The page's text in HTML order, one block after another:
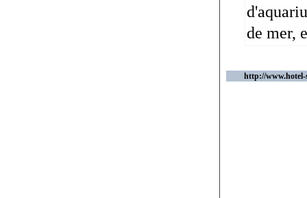
de mer,
http://www.hotel-